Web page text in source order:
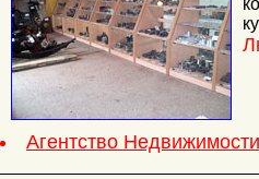
Агентство